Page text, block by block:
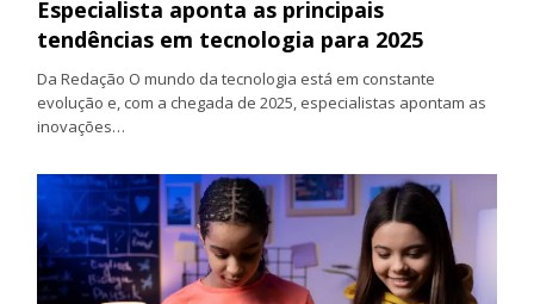
Especialista aponta as principais
tendências em tecnologia para 2025
Da Redação O mundo da tecnologia está em constante
evolução e, com a chegada de 2025, especialistas apontam as
inovações…